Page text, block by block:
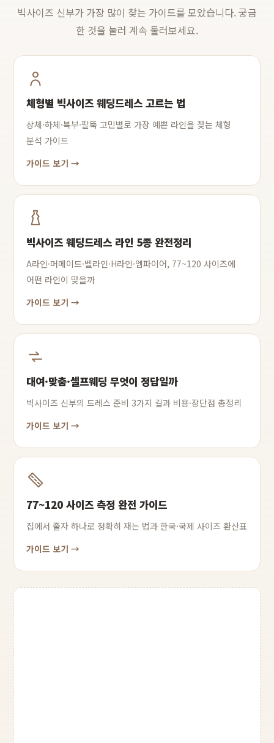
빅사이즈 신부가 가장 많이 찾는 가이드를 모았습니다. 궁금
한 것을 눌러 계속 둘러보세요.
체형별 빅사이즈 웨딩드레스 고르는 법
상체·하체·복부·팔뚝 고민별로 가장 예쁜 라인을 찾는 체형
분석 가이드
가이드 보기 →
빅사이즈 웨딩드레스 라인 5종 완전정리
A라인·머메이드·벨라인·H라인·엠파이어, 77~120 사이즈에
어떤 라인이 맞을까
가이드 보기 →
대여·맞춤·셀프웨딩 무엇이 정답일까
빅사이즈 신부의 드레스 준비 3가지 길과 비용·장단점 총정리
가이드 보기 →
77~120 사이즈 측정 완전 가이드
집에서 줄자 하나로 정확히 재는 법과 한국·국제 사이즈 환산표
가이드 보기 →